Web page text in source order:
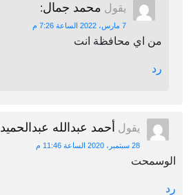
يقول محمد جمال:
7 مارس، 2022 الساعة 7:26 م
من اي محافظة انت
رد
يقول أحمد عبدالله عبدالحميد
28 سبتمبر، 2020 الساعة 11:46 م
الوسمحت
رد